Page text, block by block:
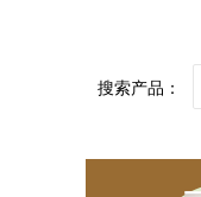
搜索产品：